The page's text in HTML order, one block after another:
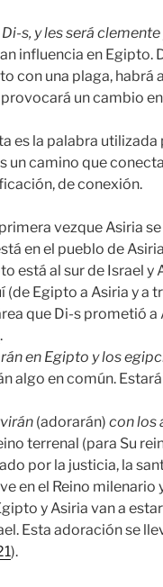
s, y les será clemente
influencia en Egipto.
con una plaga, habrá
provocará un cambio
es la palabra
un camino que
de conexión.
vezque Asiria
en el pueblo de
está al sur de Israel y
(de Egipto a Asiria y a
que Di-s prometió
.
en Egipto y los
algo en común.
(adorarán) con los
terrenal (para Su
por la justicia, la
en el Reino milenario
y Asiria van a
Esta adoración se
).